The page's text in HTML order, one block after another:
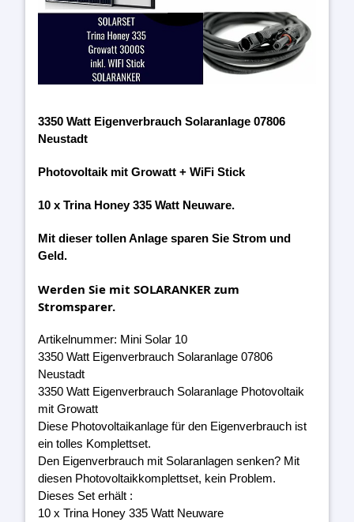
3350 Watt Eigenverbrauch Solaranlage 07806
Neustadt
Photovoltaik mit Growatt + WiFi Stick
10 x Trina Honey 335 Watt Neuware.
Mit dieser tollen Anlage sparen Sie Strom und
Geld.
Werden Sie mit SOLARANKER zum
Stromsparer.
Artikelnummer: Mini Solar 10
3350 Watt Eigenverbrauch Solaranlage 07806
Neustadt
3350 Watt Eigenverbrauch Solaranlage Photovoltaik
mit Growatt
Diese Photovoltaikanlage für den Eigenverbrauch ist
ein tolles Komplettset.
Den Eigenverbrauch mit Solaranlagen senken? Mit
diesen Photovoltaikkomplettset, kein Problem.
Dieses Set erhält :
10 x Trina Honey 335 Watt Neuware